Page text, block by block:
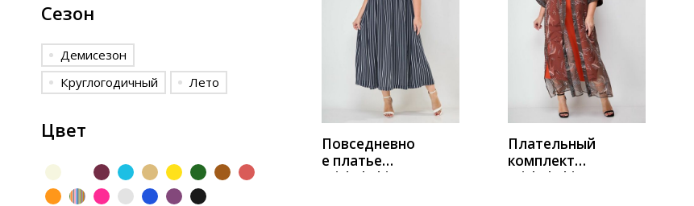
Сезон
Демисезон
Круглогодичный
Лето
Цвет
Повседневно
е платье
Michel Chic
КУПИТЬ
Плательный
комплект
Michel Chic
КУПИТЬ